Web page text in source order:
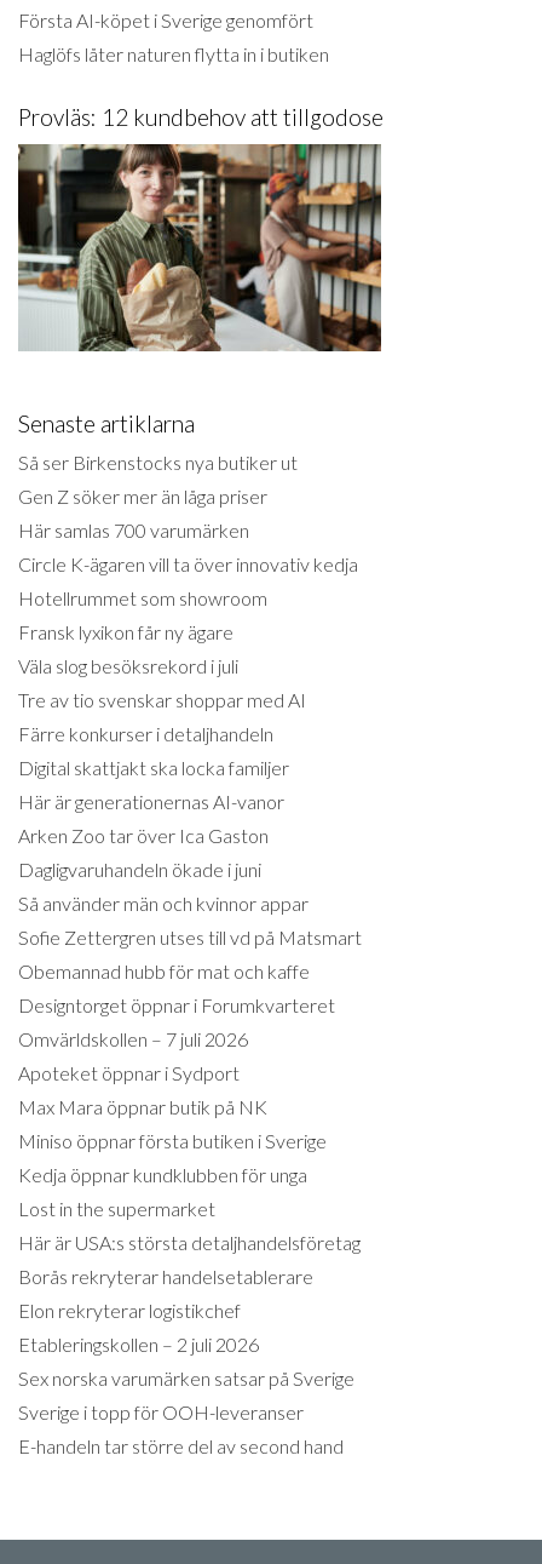
Första AI-köpet i Sverige genomfört
Haglöfs låter naturen flytta in i butiken
Provläs: 12 kundbehov att tillgodose
Senaste artiklarna
Så ser Birkenstocks nya butiker ut
Gen Z söker mer än låga priser
Här samlas 700 varumärken
Circle K-ägaren vill ta över innovativ kedja
Hotellrummet som showroom
Fransk lyxikon får ny ägare
Väla slog besöksrekord i juli
Tre av tio svenskar shoppar med AI
Färre konkurser i detaljhandeln
Digital skattjakt ska locka familjer
Här är generationernas AI-vanor
Arken Zoo tar över Ica Gaston
Dagligvaruhandeln ökade i juni
Så använder män och kvinnor appar
Sofie Zettergren utses till vd på Matsmart
Obemannad hubb för mat och kaffe
Designtorget öppnar i Forumkvarteret
Omvärldskollen – 7 juli 2026
Apoteket öppnar i Sydport
Max Mara öppnar butik på NK
Miniso öppnar första butiken i Sverige
Kedja öppnar kundklubben för unga
Lost in the supermarket
Här är USA:s största detaljhandelsföretag
Borås rekryterar handelsetablerare
Elon rekryterar logistikchef
Etableringskollen – 2 juli 2026
Sex norska varumärken satsar på Sverige
Sverige i topp för OOH-leveranser
E-handeln tar större del av second hand